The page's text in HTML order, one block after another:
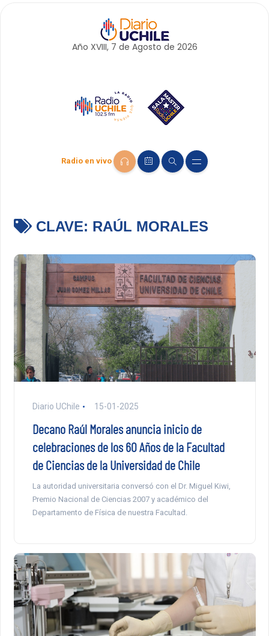
Año XVIII, 7 de Agosto de 2026
Radio en vivo
CLAVE: RAÚL MORALES
Diario UChile 15-01-2025
Decano Raúl Morales anuncia inicio de
celebraciones de los 60 Años de la Facultad
de Ciencias de la Universidad de Chile
La autoridad universitaria conversó con el Dr. Miguel Kiwi,
Premio Nacional de Ciencias 2007 y académico del
Departamento de Física de nuestra Facultad.